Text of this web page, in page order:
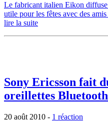
Le fabricant italien Eikon
utile pour les fêtes avec des
lire la suite
Sony Ericsson fait
oreillettes
20 août 2010 - 1 réaction